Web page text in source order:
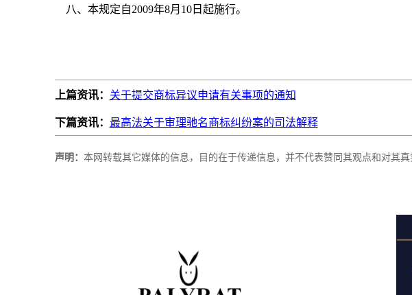
八、本规定自2009年8月10日起施行。
上篇资讯： 关于提交商标异议申请有关事项的通知
下篇资讯： 最高法关于审理驰名商标纠纷案的司法解释
声明： 本网转载其它媒体的信息，目的在于传递信息，并不代表赞同其观点和对其